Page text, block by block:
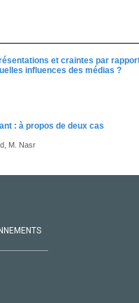
et craintes par
influences des médias ?
: à propos de deux cas
M. Nasr